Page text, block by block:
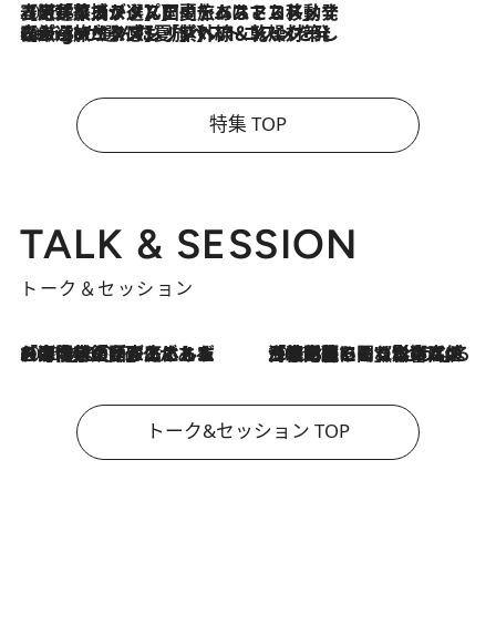
2026.8.5
【厳選旅コスメ】国内をあちこち移動する河井菜摘が選んだ夏旅ベストコスメ発表！「リラックスアイテムはマスト」【Mサイズジップ】
2026.8.4
【厳選旅コスメ】「紫外線＆乾燥対策しながらメイク感も！」ヘア＆メイクGeorgeが選んだ夏旅ベストコスメを発表！【Mサイズジップ】
特集 TOP
TALK & SESSION
トーク＆セッション
2026.8.3
「今後値上げがあるとすれば…」「リスクがあるのは今年の冬」エネルギー専門家が語る、ホルムズ海峡封鎖が家庭にもたらす“ある心配” 2026.8.3
「住宅建てられない…」「サーチャージ料の高値が続いている」ホルムズ海峡封鎖による影響はいつまで続く？《エネルギー専門家に聞く“どうなる日本の暮らし”》
トーク&セッション TOP